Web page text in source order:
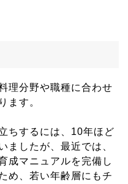
理分野や職種に合わせ
ます。
ちするには、10年ほど
ましたが、最近では、
成マニュアルを完備し
め、若い年齢層にもチ